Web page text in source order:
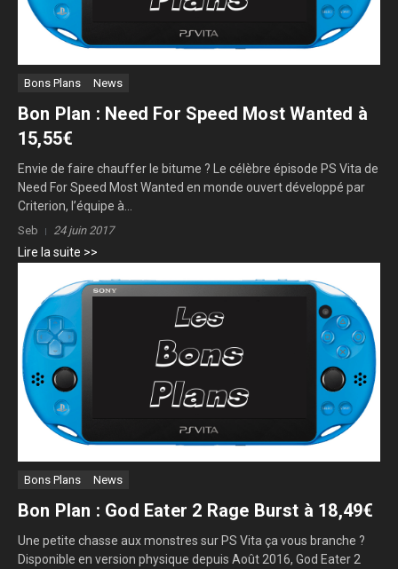
Bons Plans News
Bon Plan : Need For Speed Most Wanted à
15,55€
Envie de faire chauffer le bitume ? Le célèbre épisode PS Vita de
Need For Speed Most Wanted en monde ouvert développé par
Criterion, l’équipe à...
Seb 24 juin 2017
Lire la suite >>
Bons Plans News
Bon Plan : God Eater 2 Rage Burst à 18,49€
Une petite chasse aux monstres sur PS Vita ça vous branche ?
Disponible en version physique depuis Août 2016, God Eater 2